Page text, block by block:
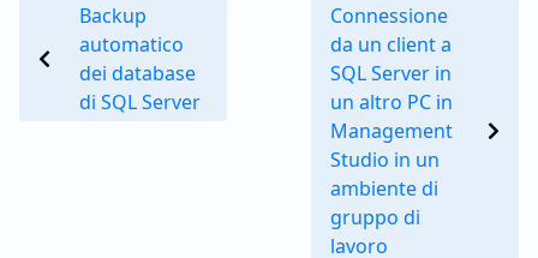
Backup
automatico
dei database
di SQL Server
Connessione
da un client a
SQL Server in
un altro PC in
Management
Studio in un
ambiente di
gruppo di
lavoro